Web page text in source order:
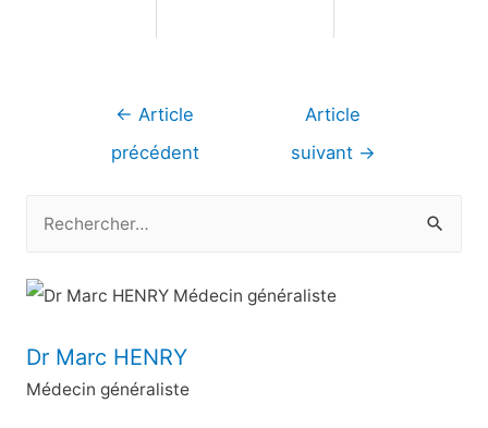
Navigation
← Article
précédent
Article
suivant →
c
e
r
Dr Marc HENRY
Médecin généraliste